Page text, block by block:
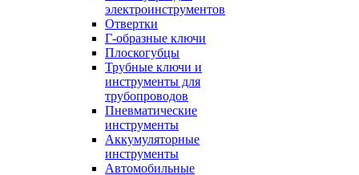
электроинструментов
Отвертки
Г-образные ключи
Плоскогубцы
Трубные ключи и
инструменты для
трубопроводов
Пневматические
инструменты
Аккумуляторные
инструменты
Автомобильные